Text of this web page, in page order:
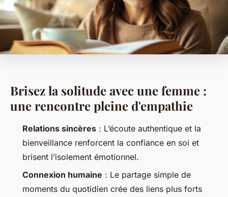
Brisez la solitude avec une femme :
une rencontre pleine d'empathie
Relations sincères : L’écoute authentique et la
bienveillance renforcent la confiance en soi et
brisent l’isolement émotionnel.
Connexion humaine : Le partage simple de
moments du quotidien crée des liens plus forts